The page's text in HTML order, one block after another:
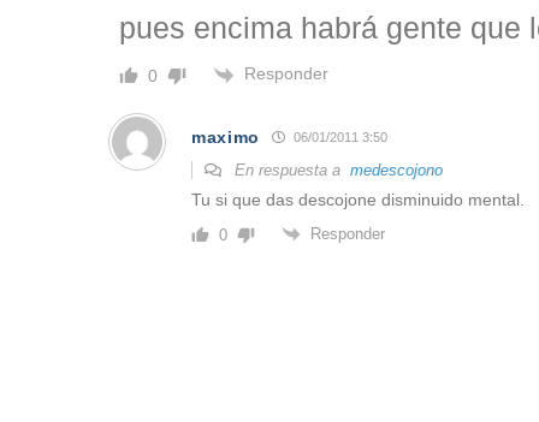
pues encima habrá gente que
0 Responder
maximo 06/01/2011 3:50
En respuesta a medescojono
Tu si que das descojone disminuido mental.
0 Responder